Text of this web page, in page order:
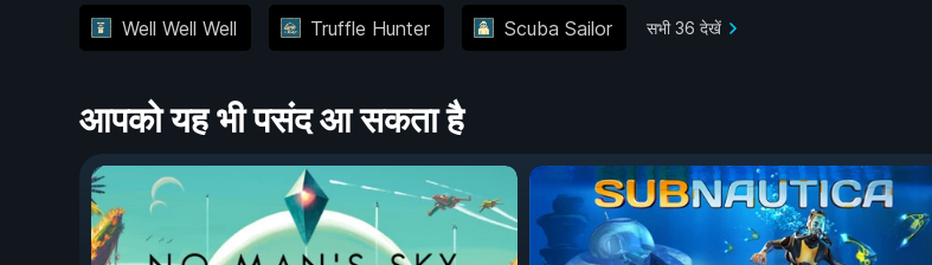
Well Well Well Truffle Hunter Scuba Sailor सभी 36 देखें
आपको यह भी पसंद आ सकता है